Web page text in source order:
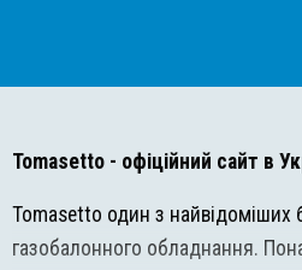
Tomasetto - офіційний сайт в
Tomasetto один з найвідоміших
газобалонного обладнання.